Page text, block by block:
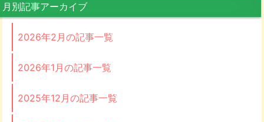
月別記事アーカイブ
2026年2月の記事一覧
2026年1月の記事一覧
2025年12月の記事一覧